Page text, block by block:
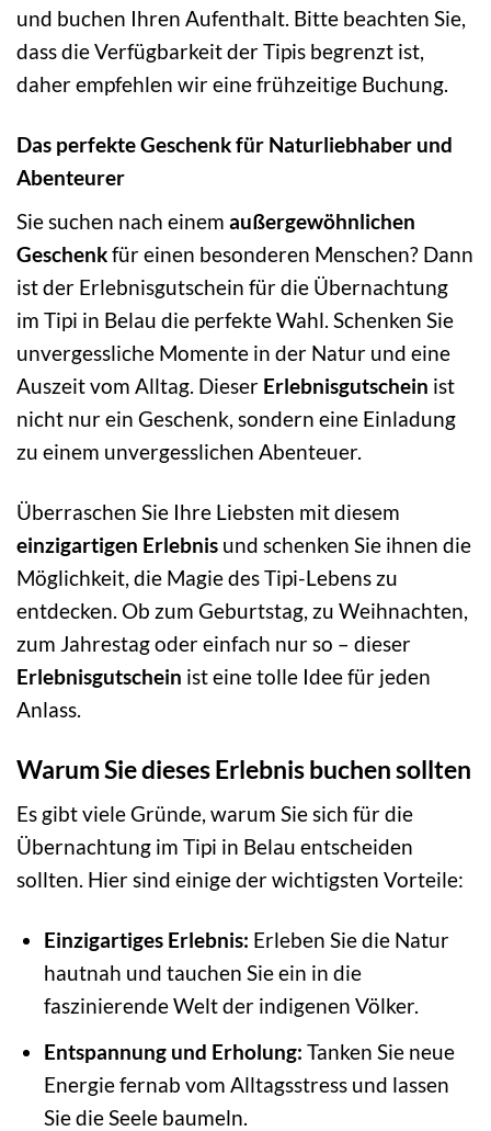
und buchen Ihren Aufenthalt. Bitte beachten Sie,
dass die Verfügbarkeit der Tipis begrenzt ist,
daher empfehlen wir eine frühzeitige Buchung.
Das perfekte Geschenk für Naturliebhaber und
Abenteurer
Sie suchen nach einem außergewöhnlichen
Geschenkfür einen besonderen Menschen? Dann
ist der Erlebnisgutschein für die Übernachtung
im Tipi in Belau die perfekte Wahl. Schenken Sie
unvergessliche Momente in der Natur und eine
Auszeit vom Alltag. Dieser Erlebnisgutschein ist
nicht nur ein Geschenk, sondern eine Einladung
zu einem unvergesslichen Abenteuer.
Überraschen Sie Ihre Liebsten mit diesem
einzigartigen Erlebnis und schenken Sie ihnen die
Möglichkeit, die Magie des Tipi-Lebens zu
entdecken. Ob zum Geburtstag, zu Weihnachten,
zum Jahrestag oder einfach nur so – dieser
Erlebnisgutschein ist eine tolle Idee für jeden
Anlass.
Warum Sie dieses Erlebnis buchen sollten
Es gibt viele Gründe, warum Sie sich für die
Übernachtung im Tipi in Belau entscheiden
sollten. Hier sind einige der wichtigsten Vorteile:
Einzigartiges Erlebnis: Erleben Sie die Natur
hautnah und tauchen Sie ein in die
faszinierende Welt der indigenen Völker.
Entspannung und Erholung: Tanken Sie neue
Energie fernab vom Alltagsstress und lassen
Sie die Seele baumeln.